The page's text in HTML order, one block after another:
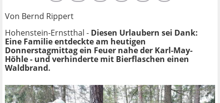
Von Bernd Rippert
Hohenstein-Ernstthal - Diesen Urlaubern sei Dank:
Eine Familie entdeckte am heutigen
Donnerstagmittag ein Feuer nahe der Karl-May-
Höhle - und verhinderte mit Bierflaschen einen
Waldbrand.